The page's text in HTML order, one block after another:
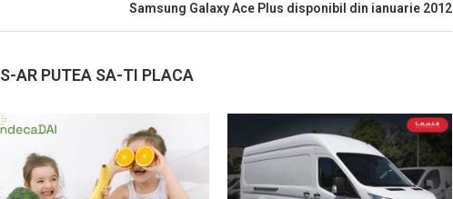
Samsung Galaxy Ace Plus disponibil din ianuarie 2012
S-AR PUTEA SA-TI PLACA